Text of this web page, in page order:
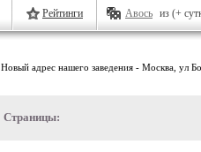
Рейтинги Авось из (+
Новый адрес нашего заведения - Москва, ул
Страницы: